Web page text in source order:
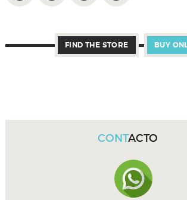
FIND THE STORE BUY
CONTACTO